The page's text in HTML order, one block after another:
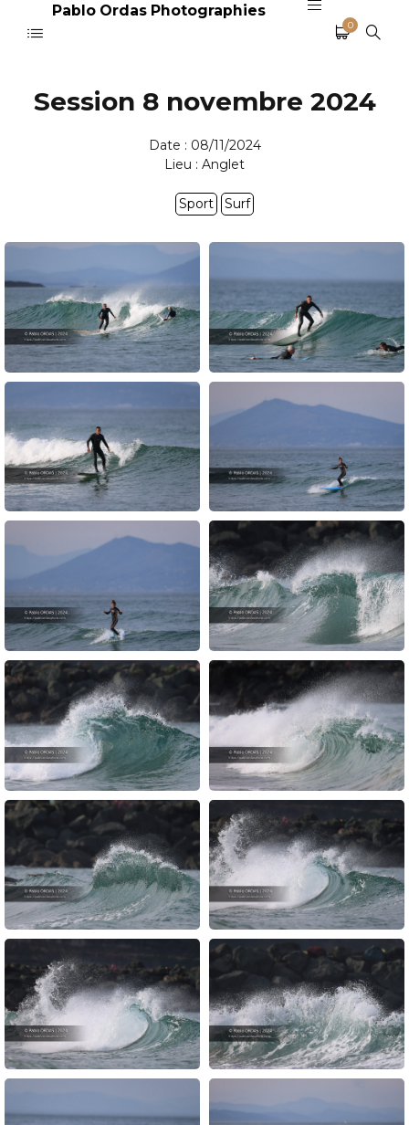
Pablo Ordas Photographies
0
Session 8 novembre 2024
Date : 08/11/2024
Lieu : Anglet
Sport Surf